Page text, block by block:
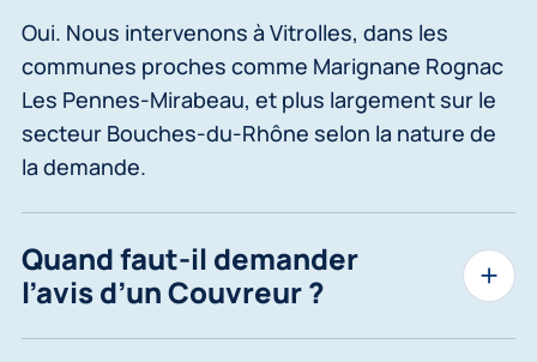
Oui. Nous intervenons à Vitrolles, dans les
communes proches comme Marignane Rognac
Les Pennes-Mirabeau, et plus largement sur le
secteur Bouches-du-Rhône selon la nature de
la demande.
Quand faut-il demander
l’avis d’un Couvreur ?